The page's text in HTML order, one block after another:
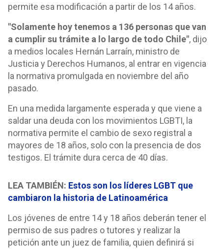
permite esa modificación a partir de los 14 años.
"Solamente hoy tenemos a 136 personas que van
a cumplir su trámite a lo largo de todo Chile", dijo
a medios locales Hernán Larraín, ministro de
Justicia y Derechos Humanos, al entrar en vigencia
la normativa promulgada en noviembre del año
pasado.
En una medida largamente esperada y que viene a
saldar una deuda con los movimientos LGBTI, la
normativa permite el cambio de sexo registral a
mayores de 18 años, solo con la presencia de dos
testigos. El trámite dura cerca de 40 días.
LEA TAMBIÉN: Estos son los líderes LGBT que
cambiaron la historia de Latinoamérica
Los jóvenes de entre 14 y 18 años deberán tener el
permiso de sus padres o tutores y realizar la
petición ante un juez de familia, quien definirá si